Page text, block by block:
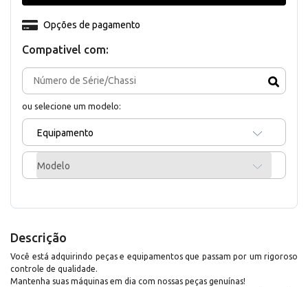
Compativel com:
ou selecione um modelo:
Equipamento
Modelo
Opções de pagamento
Descrição
Você está adquirindo peças e equipamentos que passam por um rigoroso
controle de qualidade.
Mantenha suas máquinas em dia com nossas peças genuínas!